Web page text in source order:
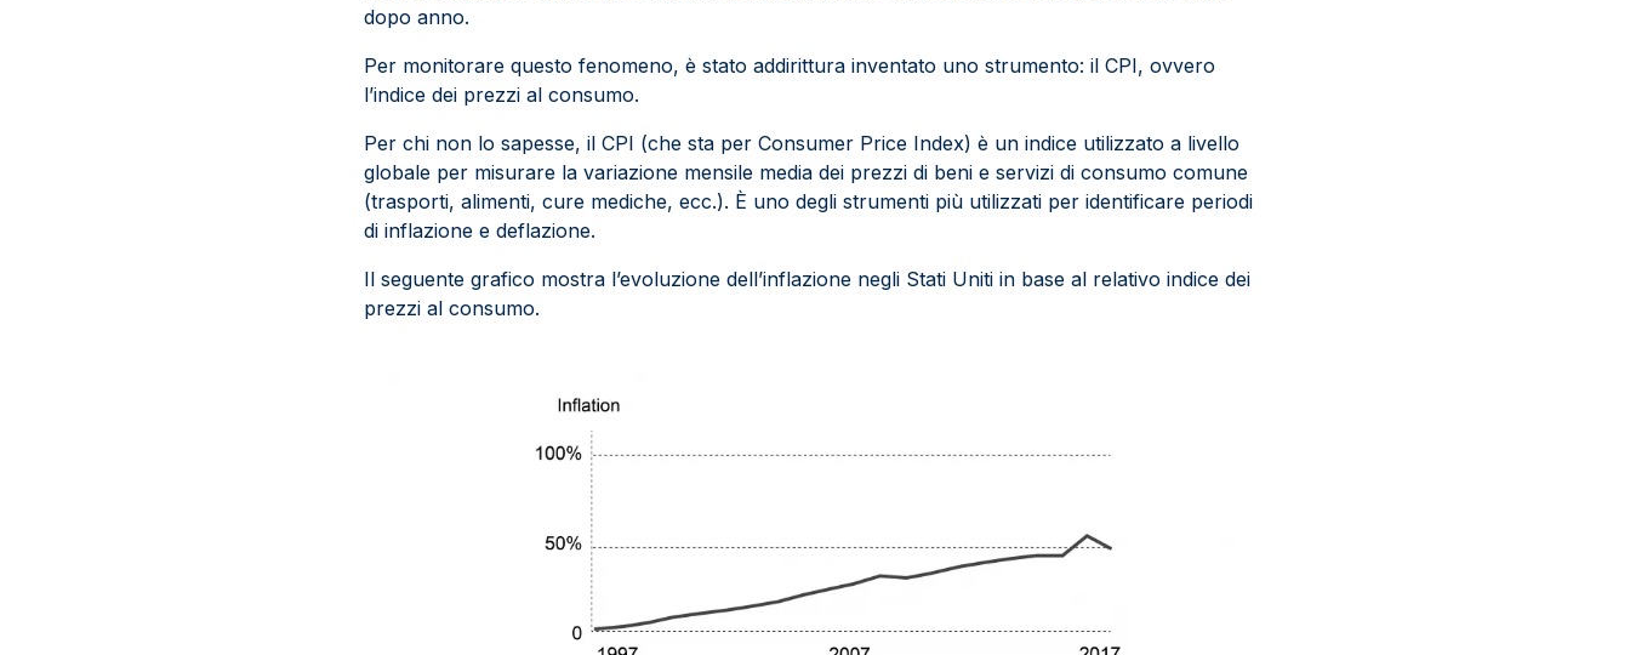
dopo anno.
Per monitorare questo fenomeno, è stato addirittura inventato uno strumento: il CPI, ovvero
l’indice dei prezzi al consumo.
Per chi non lo sapesse, il CPI (che sta per Consumer Price Index) è un indice utilizzato a livello
globale per misurare la variazione mensile media dei prezzi di beni e servizi di consumo comune
(trasporti, alimenti, cure mediche, ecc.). È uno degli strumenti più utilizzati per identificare periodi
di inflazione e deflazione.
Il seguente grafico mostra l’evoluzione dell’inflazione negli Stati Uniti in base al relativo indice dei
prezzi al consumo.